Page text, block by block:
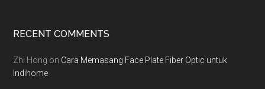
Footer
RECENT COMMENTS
Zhi Hong on Cara Memasang Face Plate Fiber Optic untuk
Indihome